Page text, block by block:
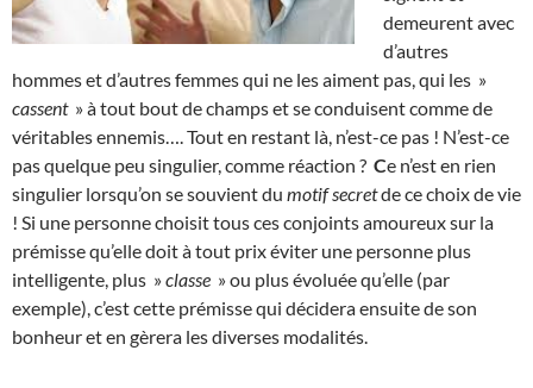
demeurent avec
d’autres
hommes et d’autres femmes qui ne les aiment pas, qui les »
cassent» à tout bout de champs et se conduisent comme de
véritables ennemis…. Tout en restant là, n’est-ce pas ! N’est-ce
pas quelque peu singulier, comme réaction ? Ce n’est en rien
singulier lorsqu’on se souvient du motif secretde ce choix de vie
! Si une personne choisit tous ces conjoints amoureux sur la
prémisse qu’elle doit à tout prix éviter une personne plus
intelligente, plus »classe » ou plus évoluée qu’elle (par
exemple), c’est cette prémisse qui décidera ensuite de son
bonheur et en gèrera les diverses modalités.